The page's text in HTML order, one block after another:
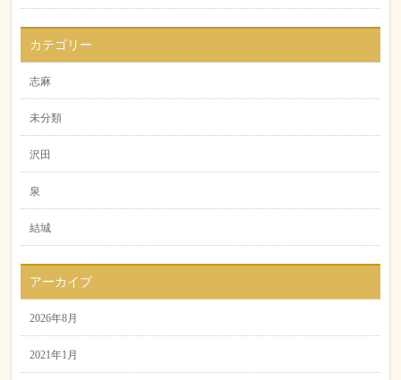
カテゴリー
志麻
未分類
沢田
泉
結城
アーカイブ
2026年8月
2021年1月